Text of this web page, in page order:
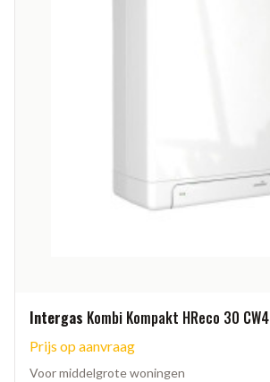
Intergas Kombi Kompakt HReco 30 CW4
Prijs op aanvraag
Voor middelgrote woningen